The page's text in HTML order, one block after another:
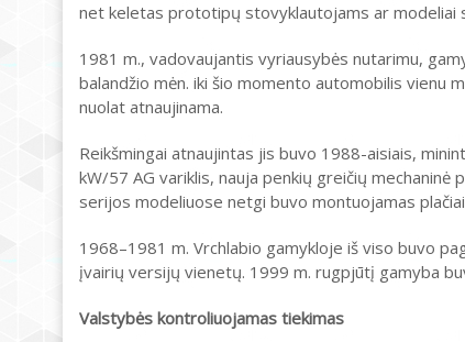
net keletas prototipų stovyklautojams ar modeliai
1981 m., vadovaujantis vyriausybės nutarimu,
balandžio mėn. iki šio momento automobilis vienu
nuolat atnaujinama.
Reikšmingai atnaujintas jis buvo 1988-aisiais,
kW/57 AG variklis, nauja penkių greičių
serijos modeliuose netgi buvo montuojamas
1968–1981 m. Vrchlabio gamykloje iš viso buvo
įvairių versijų vienetų. 1999 m. rugpjūtį gamyba
Valstybės kontroliuojamas tiekimas